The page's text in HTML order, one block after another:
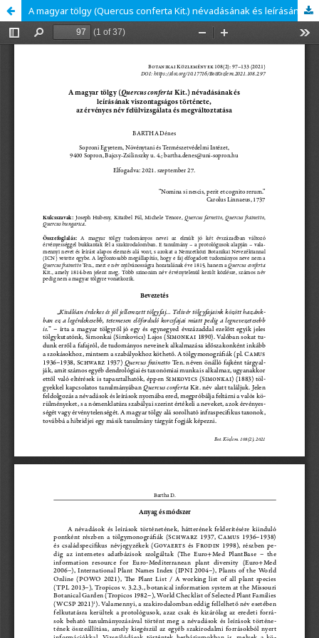
A magyar tölgy (Quercus conferta Kit.) névadásának és leírásának viszontagságos története, az érvényes név felülvizsgálata és megváltoztatása